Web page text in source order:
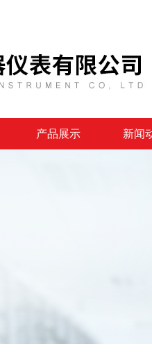
产品展示 新闻